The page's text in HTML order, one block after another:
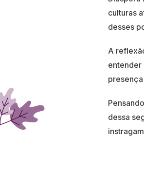
culturas
desses
A
entender
dessa